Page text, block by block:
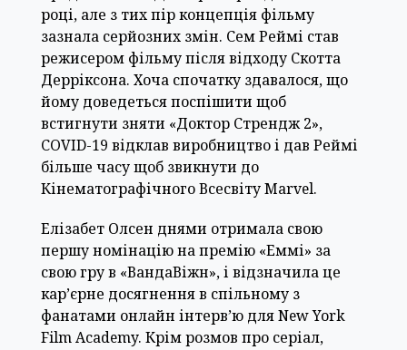
році, але з тих пір концепція фільму
зазнала серйозних змін. Сем Реймі став
режисером фільму після відходу Скотта
Дерріксона. Хоча спочатку здавалося, що
йому доведеться поспішити щоб
встигнути зняти «Доктор Стрендж 2»,
COVID-19 відклав виробництво і дав Реймі
більше часу щоб звикнути до
Кінематографічного Всесвіту Marvel.
Елізабет Олсен днями отримала свою
першу номінацію на премію «Еммі» за
свою гру в «ВандаВіжн», і відзначила це
кар’єрне досягнення в спільному з
фанатами онлайн інтерв’ю для New York
Film Academy. Крім розмов про серіал,